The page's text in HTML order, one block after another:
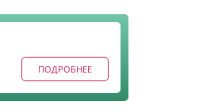
ПОДРОБНЕЕ